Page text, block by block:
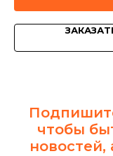
чтобы